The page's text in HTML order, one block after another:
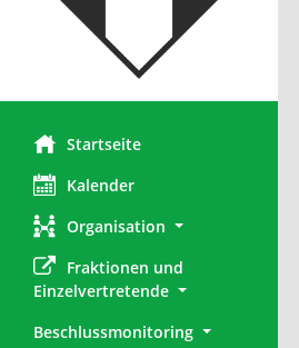
Startseite
Kalender
Organisation
Fraktionen und
Einzelvertretende
Beschlussmonitoring